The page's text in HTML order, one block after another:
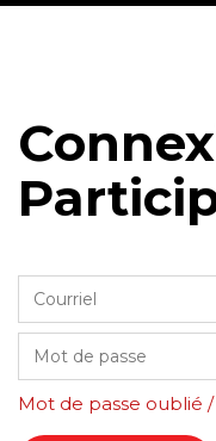
Mot de passe oublié